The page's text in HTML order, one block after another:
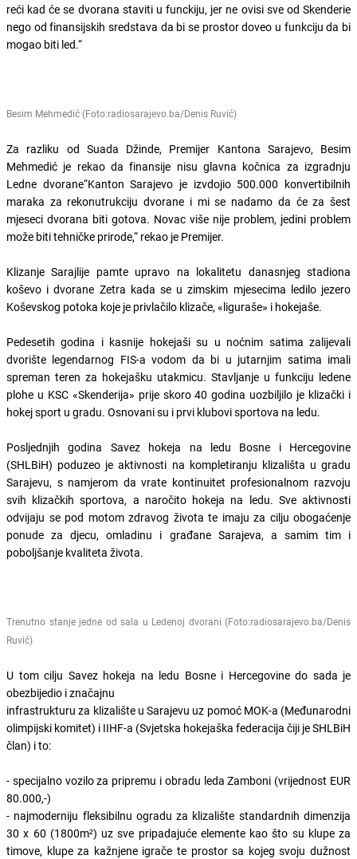
reći kad će se dvorana staviti u funckiju, jer ne ovisi sve od Skenderie
nego od finansijskih sredstava da bi se prostor doveo u funkciju da bi
mogao biti led.“
Besim Mehmedić (Foto:radiosarajevo.ba/Denis Ruvić)
Za razliku od Suada Džinde, Premijer Kantona Sarajevo, Besim
Mehmedić je rekao da finansije nisu glavna kočnica za izgradnju
Ledne dvorane“Kanton Sarajevo je izvdojio 500.000 konvertibilnih
maraka za rekonutrukciju dvorane i mi se nadamo da će za šest
mjeseci dvorana biti gotova. Novac više nije problem, jedini problem
može biti tehničke prirode,“ rekao je Premijer.
Klizanje Sarajlije pamte upravo na lokalitetu danasnjeg stadiona
koševo i dvorane Zetra kada se u zimskim mjesecima ledilo jezero
Koševskog potoka koje je privlačilo klizače, «liguraše» i hokejaše.
Pedesetih godina i kasnije hokejaši su u noćnim satima zalijevali
dvorište legendarnog FIS-a vodom da bi u jutarnjim satima imali
spreman teren za hokejašku utakmicu. Stavljanje u funkciju ledene
plohe u KSC «Skenderija» prije skoro 40 godina uozbiljilo je klizački i
hokej sport u gradu. Osnovani su i prvi klubovi sportova na ledu.
Posljednjih godina Savez hokeja na ledu Bosne i Hercegovine
(SHLBiH) poduzeo je aktivnosti na kompletiranju klizališta u gradu
Sarajevu, s namjerom da vrate kontinuitet profesionalnom razvoju
svih klizačkih sportova, a naročito hokeja na ledu. Sve aktivnosti
odvijaju se pod motom zdravog života te imaju za cilju obogaćenje
ponude za djecu, omladinu i građane Sarajeva, a samim tim i
poboljšanje kvaliteta života.
Trenutno stanje jedne od sala u Ledenoj dvorani (Foto:radiosarajevo.ba/Denis
Ruvić)
U tom cilju Savez hokeja na ledu Bosne i Hercegovine do sada je
obezbijedio i značajnu
infrastrukturu za klizalište u Sarajevu uz pomoć MOK-a (Međunarodni
olimpijski komitet) i IIHF-a (Svjetska hokejaška federacija čiji je SHLBiH
član) i to:
- specijalno vozilo za pripremu i obradu leda Zamboni (vrijednost EUR
80.000,-)
- najmoderniju fleksibilnu ogradu za klizalište standardnih dimenzija
30 x 60 (1800m²) uz sve pripadajuće elemente kao što su klupe za
timove, klupe za kažnjene igrače te prostor sa kojeg svoju dužnost